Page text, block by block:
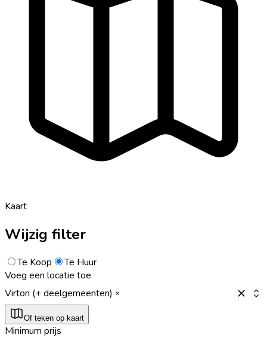
Kaart
Wijzig filter
Te Koop
Te Huur
Voeg een locatie toe
Virton (+ deelgemeenten)
Of teken op kaart
Minimum prijs